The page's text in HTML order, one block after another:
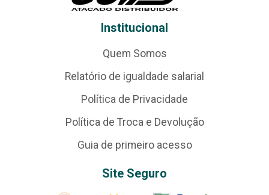
Institucional
Quem Somos
Relatório de igualdade salarial
Política de Privacidade
Política de Troca e Devolução
Guia de primeiro acesso
Site Seguro